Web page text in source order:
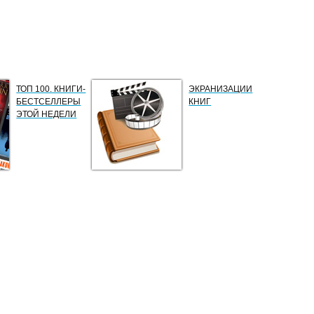
ТОП 100. КНИГИ-
БЕСТСЕЛЛЕРЫ
ЭТОЙ НЕДЕЛИ
ЭКРАНИЗАЦИИ
КНИГ